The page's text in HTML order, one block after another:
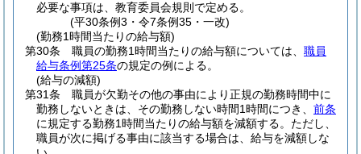
必要な事項は、教育委員会規則で定める。
(平30条例3・令7条例35・一改)
(勤務1時間当たりの給与額)
第30条
職員の勤務1時間当たりの給与額については、 職員
給与条例第25条の規定の例による。
(給与の減額)
第31条
職員が欠勤その他の事由により正規の勤務時間中に
勤務しないときは、その勤務しない時間1時間につき、 前条
に規定する勤務1時間当たりの給与額を減額する。 ただし、
職員が次に掲げる事由に該当する場合は、給与を減額しな